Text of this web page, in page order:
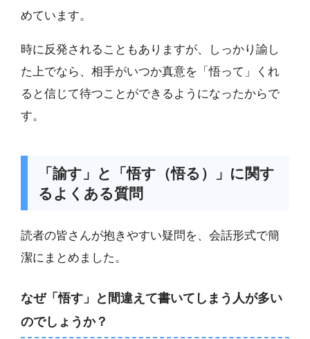
めています。
時に反発されることもありますが、しっかり諭し
た上でなら、相手がいつか真意を「悟って」くれ
ると信じて待つことができるようになったからで
す。
「諭す」と「悟す（悟る）」に関す
るよくある質問
読者の皆さんが抱きやすい疑問を、会話形式で簡
潔にまとめました。
なぜ「悟す」と間違えて書いてしまう人が多い
のでしょうか？